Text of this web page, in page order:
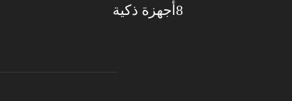
أجهزة ذكية 8